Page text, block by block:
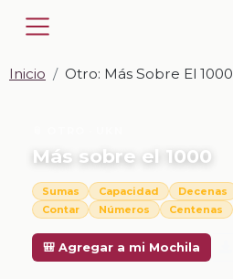
Inicio Otro: Más Sobre El 1000
Más sobre el 1000
Sumas Capacidad Decenas
Contar
Números Centenas
🎒 Agregar a mi Mochila